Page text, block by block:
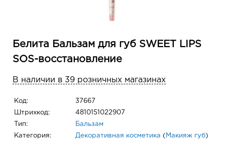
Белита Бальзам для губ SWEET LIPS
SOS-восстановление
В наличии в 39 розничных магазинах
Код: 37667
Штрихкод: 4810151022907
Тип: Бальзам
Категория: Декоративная косметика ( Макияж губ)